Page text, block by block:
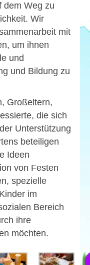
dem Weg zu
Wir
mit
um ihnen
und
und Bildung zu
Großeltern,
die sich
Unterstützung
beteiligen
Ideen
von Festen
spezielle
im
Bereich
ihre
möchten.